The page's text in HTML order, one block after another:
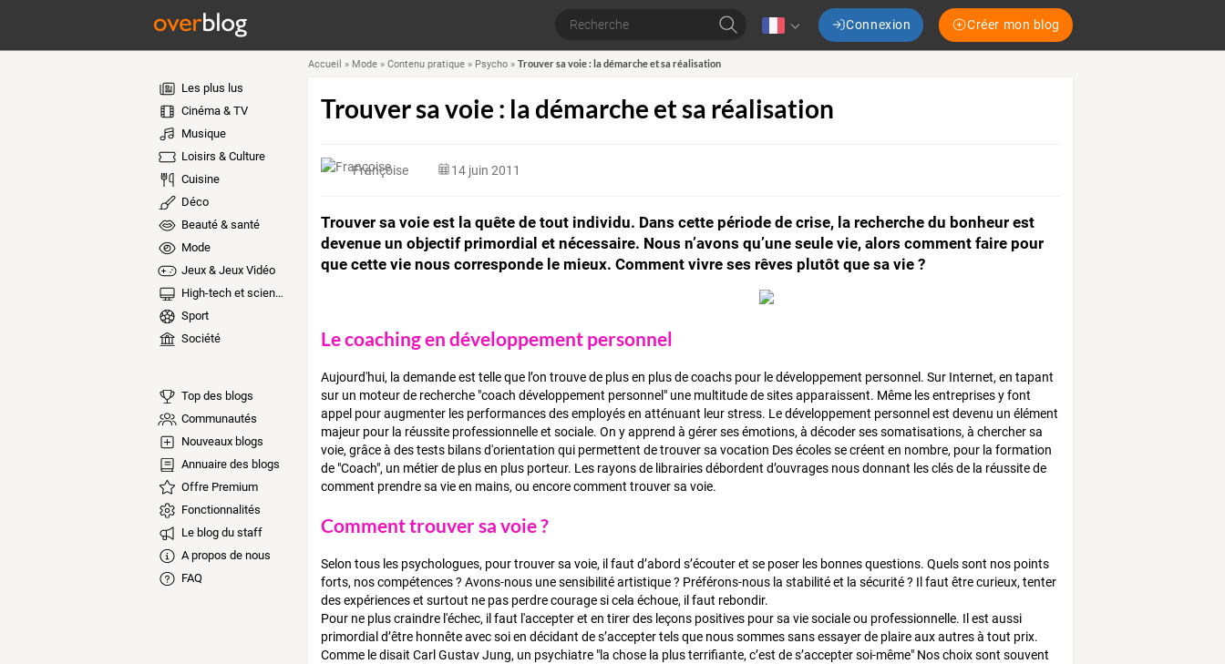
Connexion Créer mon blog
Les plus lus
Cinéma & TV
Musique
Loisirs & Culture
Cuisine
Déco
Beauté & santé
Mode
Jeux & Jeux Vidéo
High-tech et sciences
Sport
Société
Top des blogs
Communautés
Nouveaux blogs
Annuaire des blogs
Offre Premium
Fonctionnalités
Le blog du staff
A propos de nous
FAQ
Accueil » Mode» Contenu pratique» Psycho» Trouver sa voie : la démarche et sa réalisation
Trouver sa voie : la démarche et sa réalisation
Françoise 14 juin 2011
Trouver sa voie est la quête de tout individu. Dans cette période de crise, la recherche du bonheur est
devenue un objectif primordial et nécessaire. Nous n’avons qu’une seule vie, alors comment faire pour
que cette vie nous corresponde le mieux. Comment vivre ses rêves plutôt que sa vie ?
Le coaching en développement personnel
Aujourd'hui, la demande est telle que l’on trouve de plus en plus de coachs pour le développement personnel. Sur Internet, en tapant
sur un moteur de recherche "coach développement personnel" une multitude de sites apparaissent. Même les entreprises y font
appel pour augmenter les performances des employés en atténuant leur stress. Le développement personnel est devenu un élément
majeur pour la réussite professionnelle et sociale. On y apprend à gérer ses émotions, à décoder ses somatisations, à chercher sa
voie, grâce à des tests bilans d'orientation qui permettent de trouver sa vocation Des écoles se créent en nombre, pour la formation
de "Coach", un métier de plus en plus porteur. Les rayons de librairies débordent d’ouvrages nous donnant les clés de la réussite de
comment prendre sa vie en mains, ou encore comment trouver sa voie.
Comment trouver sa voie ?
Selon tous les psychologues, pour trouver sa voie, il faut d’abord s’écouter et se poser les bonnes questions. Quels sont nos points
forts, nos compétences ? Avons-nous une sensibilité artistique ? Préférons-nous la stabilité et la sécurité ? Il faut être curieux, tenter
des expériences et surtout ne pas perdre courage si cela échoue, il faut rebondir.
Pour ne plus craindre l'échec, il faut l'accepter et en tirer des leçons positives pour sa vie sociale ou professionnelle. Il est aussi
primordial d’être honnête avec soi en décidant de s’accepter tels que nous sommes sans essayer de plaire aux autres à tout prix.
Comme le disait Carl Gustav Jung, un psychiatre "la chose la plus terrifiante, c’est de s’accepter soi-même" Nos choix sont souvent